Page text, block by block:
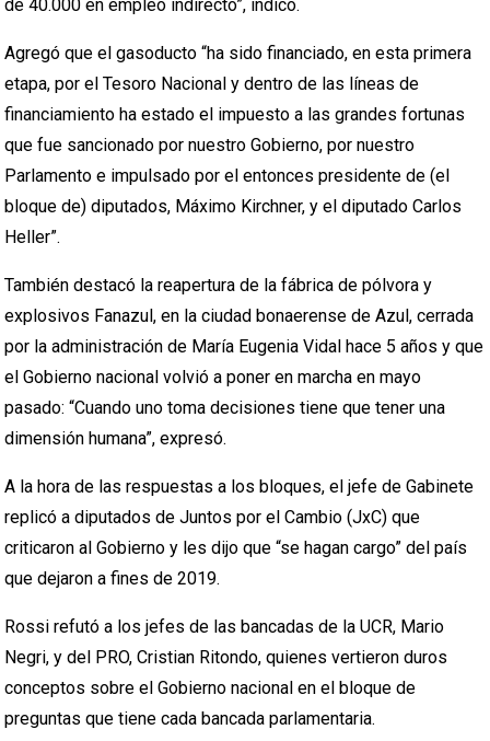
de 40.000 en empleo indirecto”, indicó.
Agregó que el gasoducto “ha sido financiado, en esta primera
etapa, por el Tesoro Nacional y dentro de las líneas de
financiamiento ha estado el impuesto a las grandes fortunas
que fue sancionado por nuestro Gobierno, por nuestro
Parlamento e impulsado por el entonces presidente de (el
bloque de) diputados, Máximo Kirchner, y el diputado Carlos
Heller”.
También destacó la reapertura de la fábrica de pólvora y
explosivos Fanazul, en la ciudad bonaerense de Azul, cerrada
por la administración de María Eugenia Vidal hace 5 años y que
el Gobierno nacional volvió a poner en marcha en mayo
pasado: “Cuando uno toma decisiones tiene que tener una
dimensión humana”, expresó.
A la hora de las respuestas a los bloques, el jefe de Gabinete
replicó a diputados de Juntos por el Cambio (JxC) que
criticaron al Gobierno y les dijo que “se hagan cargo” del país
que dejaron a fines de 2019.
Rossi refutó a los jefes de las bancadas de la UCR, Mario
Negri, y del PRO, Cristian Ritondo, quienes vertieron duros
conceptos sobre el Gobierno nacional en el bloque de
preguntas que tiene cada bancada parlamentaria.